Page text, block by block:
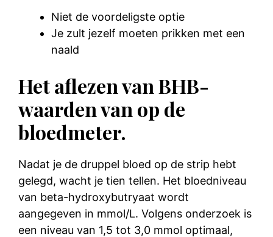
Niet de voordeligste optie
Je zult jezelf moeten prikken met een
naald
Het aflezen van BHB-
waarden van op de
bloedmeter.
Nadat je de druppel bloed op de strip hebt
gelegd, wacht je tien tellen. Het bloedniveau
van beta-hydroxybutryaat wordt
aangegeven in mmol/L. Volgens onderzoek is
een niveau van 1,5 tot 3,0 mmol optimaal,